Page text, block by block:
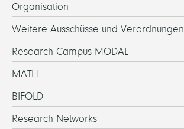
Organisation
Weitere Ausschüsse und Verordnungen
Research Campus MODAL
MATH+
BIFOLD
Research Networks